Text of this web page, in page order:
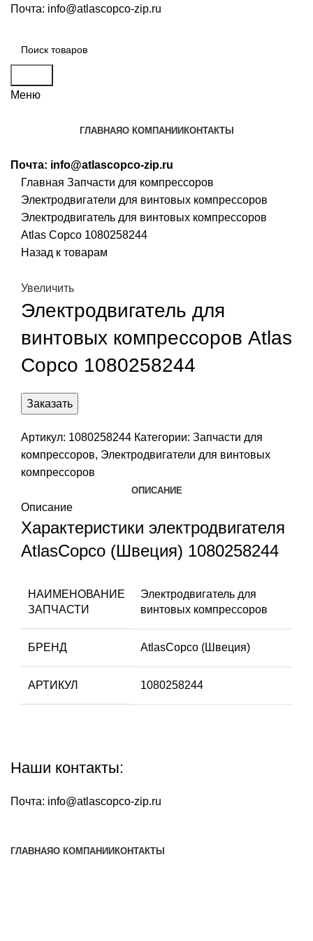
Почта: info@atlascopco-zip.ru
Меню
ГЛАВНАЯО КОМПАНИИ КОНТАКТЫ
Почта: info@atlascopco-zip.ru
Главная Запчасти для компрессоров
Электродвигатели для винтовых компрессоров
Электродвигатель для винтовых компрессоров
Atlas Copco 1080258244
Назад к товарам
Увеличить
Электродвигатель для
винтовых компрессоров Atlas
Copco 1080258244
Заказать
Артикул: 1080258244 Категории: Запчасти для
компрессоров, Электродвигатели для винтовых
компрессоров
ОПИСАНИЕ
Описание
Характеристики электродвигателя
AtlasCopco (Швеция) 1080258244
НАИМЕНОВАНИЕ
ЗАПЧАСТИ
Электродвигатель для
винтовых компрессоров
БРЕНД AtlasCopco (Швеция)
АРТИКУЛ 1080258244
Наши контакты:
Почта: info@atlascopco-zip.ru
ГЛАВНАЯО КОМПАНИИ КОНТАКТЫ